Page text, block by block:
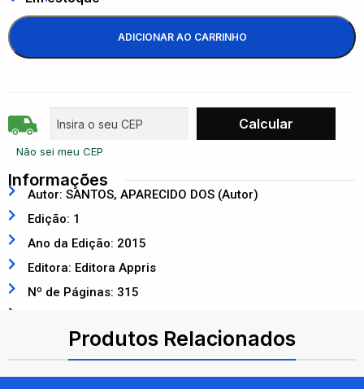
ADICIONAR AO CARRINHO
Não sei meu CEP
Informações
Autor: SANTOS, APARECIDO DOS (Autor)
Edição: 1
Ano da Edição: 2015
Editora: Editora Appris
Nº de Páginas: 315
Produtos Relacionados